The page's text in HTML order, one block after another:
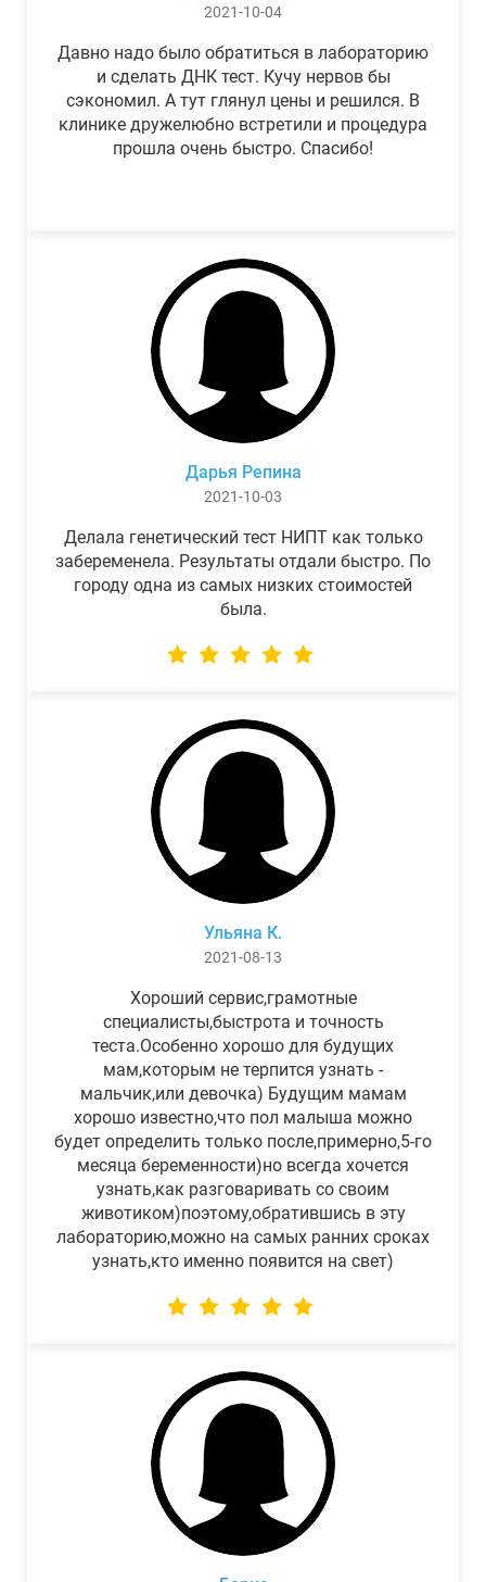
2021-10-04
Давно надо было обратиться в лабораторию
и сделать ДНК тест. Кучу нервов бы
сэкономил. А тут глянул цены и решился. В
клинике дружелюбно встретили и процедура
прошла очень быстро. Спасибо!
Дарья Репина
2021-10-03
Делала генетический тест НИПТ как только
забеременела. Результаты отдали быстро. По
городу одна из самых низких стоимостей
была.
Ульяна К.
2021-08-13
Хороший сервис,грамотные
специалисты,быстрота и точность
теста.Особенно хорошо для будущих
мам,которым не терпится узнать -
мальчик,или девочка) Будущим мамам
хорошо известно,что пол малыша можно
будет определить только после,примерно,5-го
месяца беременности)но всегда хочется
узнать,как разговаривать со своим
животиком)поэтому,обратившись в эту
лабораторию,можно на самых ранних сроках
узнать,кто именно появится на свет)